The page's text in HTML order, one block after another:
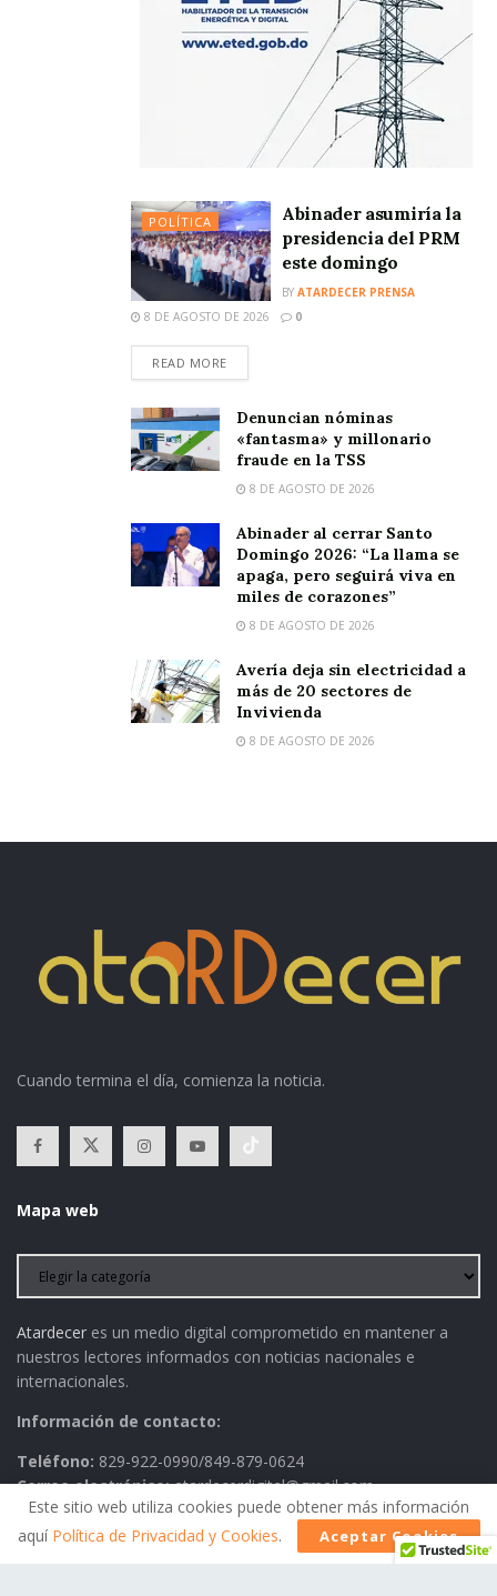
POLÍTICA
Abinader asumiría la
presidencia del PRM
este domingo
BY ATARDECER PRENSA
8 DE AGOSTO DE 2026
0
READ MORE
Denuncian nóminas
«fantasma» y millonario
fraude en la TSS
8 DE AGOSTO DE 2026
Abinader al cerrar Santo
Domingo 2026: “La llama se
apaga, pero seguirá viva en
miles de corazones”
8 DE AGOSTO DE 2026
Avería deja sin electricidad a
más de 20 sectores de
Invivienda
8 DE AGOSTO DE 2026
Cuando termina el día, comienza la noticia.
Mapa web
Atardecer es un medio digital comprometido en mantener a
nuestros lectores informados con noticias nacionales e
internacionales.
Información de contacto:
Teléfono: 829-922-0990/849-879-0624
Correo electrónico:atardecerdigital@gmail.com
Este sitio web utiliza cookies puede obtener más información
aquí Política de Privacidad y Cookies. Aceptar Cookies